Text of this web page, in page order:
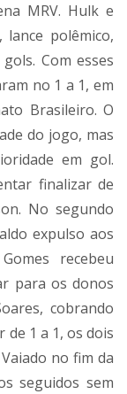
MRV. Hulk e
lance polêmico,
Com esses
no 1 a 1, em
Brasileiro. O
do jogo, mas
em gol.
finalizar de
No segundo
expulso aos
recebeu
para os donos
cobrando
de 1 a 1, os dois
no fim da
seguidos sem